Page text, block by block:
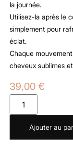
la journée.
Utilisez-la après le
simplement pour
éclat.
Chaque
cheveux sublimes
39,00 €
Ajouter au